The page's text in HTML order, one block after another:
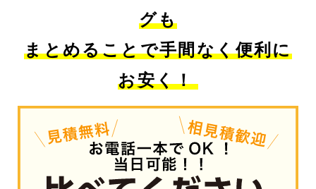
グも
まとめることで手間なく便利に
お安く！